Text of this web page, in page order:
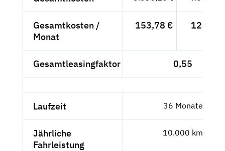
Gesamtkosten /
Monat
153,78 € 129,23
Gesamtleasingfaktor 0,55
Laufzeit 36 Monate
Jährliche
Fahrleistung
10.000 km